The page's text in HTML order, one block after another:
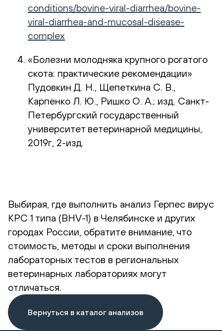
conditions/bovine-viral-diarrhea/bovine-
viral-diarrhea-and-mucosal-disease-
complex
«Болезни молодняка крупного рогатого
скота: практические рекомендации»
Пудовкин Д. Н., Щепеткина С. В.,
Карпенко Л. Ю., Ришко О. А.; изд. Санкт-
Петербургский государственный
университет ветеринарной медицины,
2019г, 2-изд.
Выбирая, где выполнить анализ Герпес вирус
КРС 1 типа (BHV-1) в Челябинске и других
городах России, обратите внимание, что
стоимость, методы и сроки выполнения
лабораторных тестов в региональных
ветеринарных лабораториях могут
отличаться.
Вернуться в каталог анализов